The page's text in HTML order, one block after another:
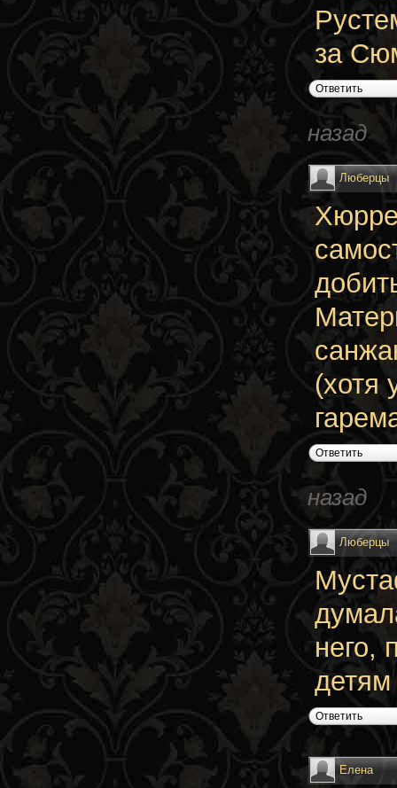
за
Ответить
назад
Люберцы
(хотя
Ответить
назад
Люберцы
него,
детям
Ответить
Елена